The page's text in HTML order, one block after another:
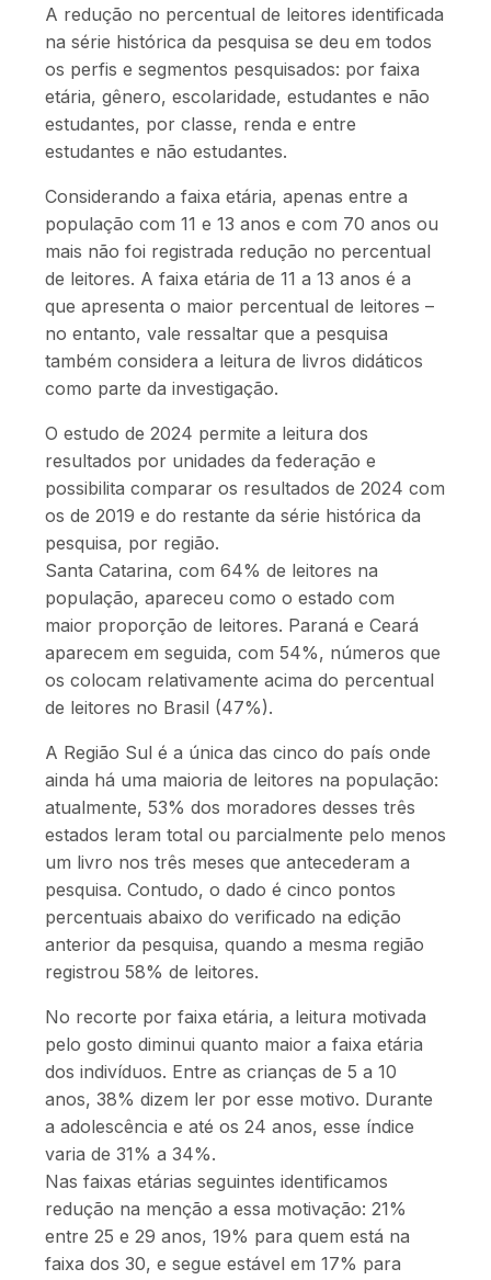
A redução no percentual de leitores identificada
na série histórica da pesquisa se deu em todos
os perfis e segmentos pesquisados: por faixa
etária, gênero, escolaridade, estudantes e não
estudantes, por classe, renda e entre
estudantes e não estudantes.
Considerando a faixa etária, apenas entre a
população com 11 e 13 anos e com 70 anos ou
mais não foi registrada redução no percentual
de leitores. A faixa etária de 11 a 13 anos é a
que apresenta o maior percentual de leitores –
no entanto, vale ressaltar que a pesquisa
também considera a leitura de livros didáticos
como parte da investigação.
O estudo de 2024 permite a leitura dos
resultados por unidades da federação e
possibilita comparar os resultados de 2024 com
os de 2019 e do restante da série histórica da
pesquisa, por região.
Santa Catarina, com 64% de leitores na
população, apareceu como o estado com
maior proporção de leitores. Paraná e Ceará
aparecem em seguida, com 54%, números que
os colocam relativamente acima do percentual
de leitores no Brasil (47%).
A Região Sul é a única das cinco do país onde
ainda há uma maioria de leitores na população:
atualmente, 53% dos moradores desses três
estados leram total ou parcialmente pelo menos
um livro nos três meses que antecederam a
pesquisa. Contudo, o dado é cinco pontos
percentuais abaixo do verificado na edição
anterior da pesquisa, quando a mesma região
registrou 58% de leitores.
No recorte por faixa etária, a leitura motivada
pelo gosto diminui quanto maior a faixa etária
dos indivíduos. Entre as crianças de 5 a 10
anos, 38% dizem ler por esse motivo. Durante
a adolescência e até os 24 anos, esse índice
varia de 31% a 34%.
Nas faixas etárias seguintes identificamos
redução na menção a essa motivação: 21%
entre 25 e 29 anos, 19% para quem está na
faixa dos 30, e segue estável em 17% para